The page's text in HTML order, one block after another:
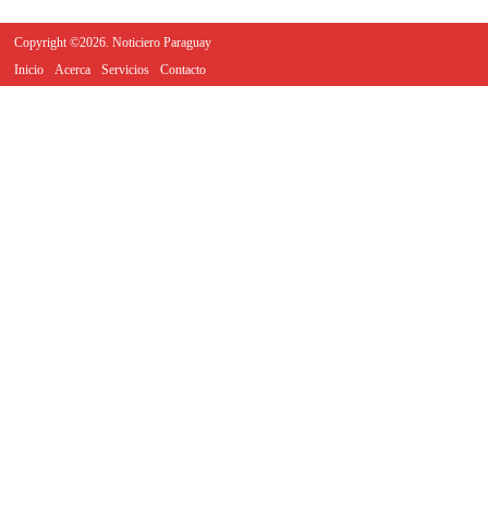
Copyright ©2026. Noticiero Paraguay
Inicio
Acerca Servicios Contacto